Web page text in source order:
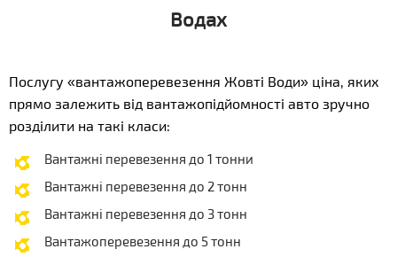
Водах
Послугу «вантажоперевезення Жовті Води» ціна, яких
прямо залежить від вантажопідйомності авто зручно
розділити на такі класи:
Вантажні перевезення до 1 тонни
Вантажні перевезення до 2 тонн
Вантажні перевезення до 3 тонн
Вантажоперевезення до 5 тонн